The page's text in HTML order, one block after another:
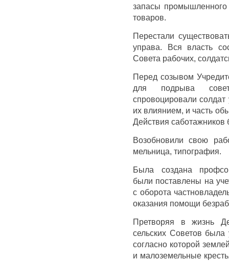
запасы промышленного
товаров.
Перестали
управа. Вся власть
Совета рабочих,
Перед созывом
для подрыва
спровоцировали
их влиянием, и часть
Действия
Возобновили свою
мельница, типография.
Была создана
были поставлены на
с оборота
оказания помощи
Претворяя в жизнь
сельских Советов была
согласно которой
и малоземельные